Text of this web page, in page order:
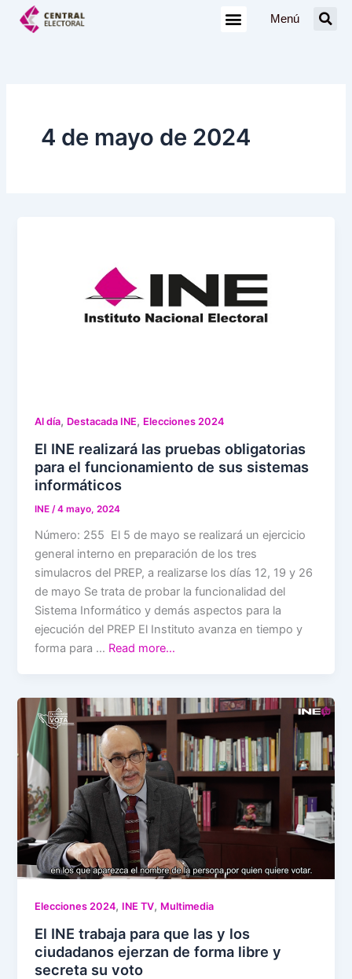
Menú
4 de mayo de 2024
Al día, Destacada INE, Elecciones 2024
El INE realizará las pruebas obligatorias
para el funcionamiento de sus sistemas
informáticos
INE /4 mayo, 2024
Número: 255 El 5 de mayo se realizará un ejercicio
general interno en preparación de los tres
simulacros del PREP, a realizarse los días 12, 19 y 26
de mayo Se trata de probar la funcionalidad del
Sistema Informático y demás aspectos para la
ejecución del PREP El Instituto avanza en tiempo y
forma para … Read more…
Elecciones 2024, INE TV, Multimedia
El INE trabaja para que las y los
ciudadanos ejerzan de forma libre y
secreta su voto